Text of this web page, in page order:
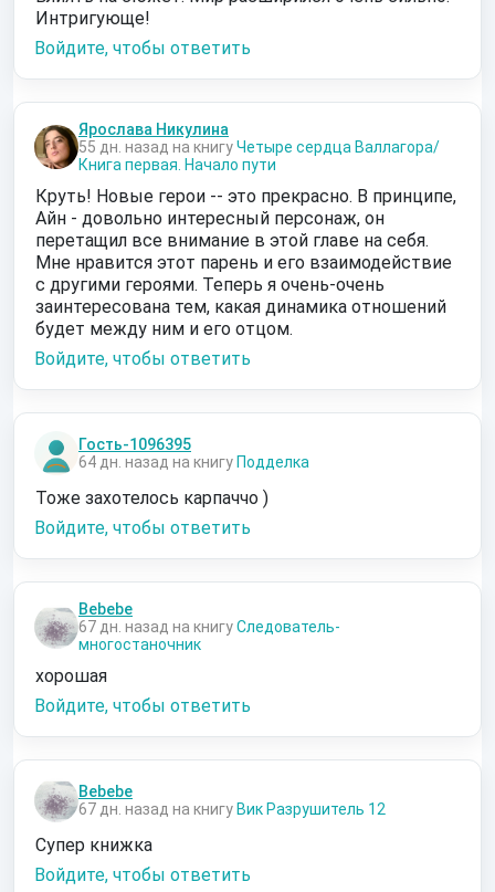
Интригующе!
Войдите, чтобы ответить
Ярослава Никулина
55 дн. назад на книгуЧетыре сердца Валлагора/
Книга первая. Начало пути
Круть! Новые герои -- это прекрасно. В принципе,
Айн - довольно интересный персонаж, он
перетащил все внимание в этой главе на себя.
Мне нравится этот парень и его взаимодействие
с другими героями. Теперь я очень-очень
заинтересована тем, какая динамика отношений
будет между ним и его отцом.
Войдите, чтобы ответить
Гость-1096395
64 дн. назад на книгу Подделка
Тоже захотелось карпаччо )
Войдите, чтобы ответить
Bebebe
67 дн. назад на книгуСледователь-
многостаночник
хорошая
Войдите, чтобы ответить
Bebebe
67 дн. назад на книгу Вик Разрушитель 12
Супер книжка
Войдите, чтобы ответить